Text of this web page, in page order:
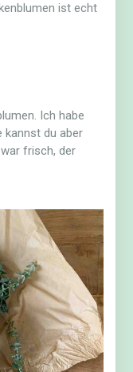
ist echt
Ich habe
kannst du aber
frisch, der